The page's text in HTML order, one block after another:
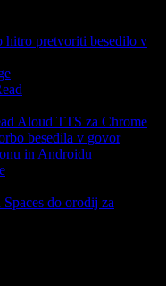
hitro pretvoriti besedilo v
Aloud TTS za Chrome
besedila v govor
in Androidu
do orodij za